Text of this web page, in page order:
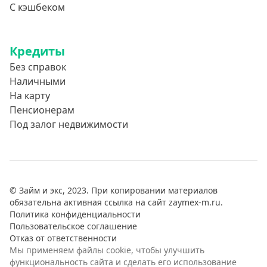
С кэшбеком
Кредиты
Без справок
Наличными
На карту
Пенсионерам
Под залог недвижимости
© Займ и экс, 2023. При копировании материалов
обязательна активная ссылка на сайт zaymex-m.ru.
Политика конфиденциальности
Пользовательское соглашение
Отказ от ответственности
Мы применяем файлы cookie, чтобы улучшить
функциональность сайта и сделать его использование